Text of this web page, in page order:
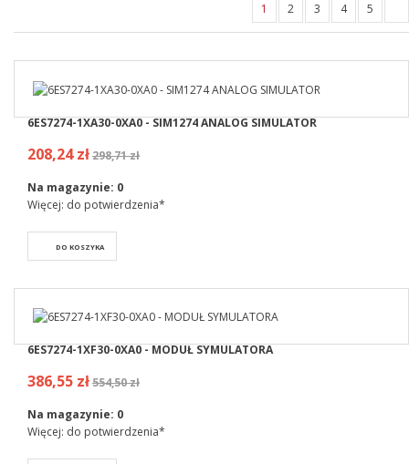
1
2 3 4 5
6ES7274-1XA30-0XA0 - SIM1274 ANALOG SIMULATOR
208,24 zł298,71 zł
Na magazynie: 0
Więcej: do potwierdzenia*
DO KOSZYKA
6ES7274-1XF30-0XA0 - MODUŁ SYMULATORA
386,55 zł554,50 zł
Na magazynie: 0
Więcej: do potwierdzenia*